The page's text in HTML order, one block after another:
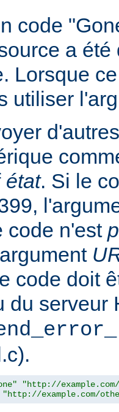
code
a été
Lorsque
utiliser
état. Si le
code n'est
code doit
du serveur
"http://
"http://example.com/